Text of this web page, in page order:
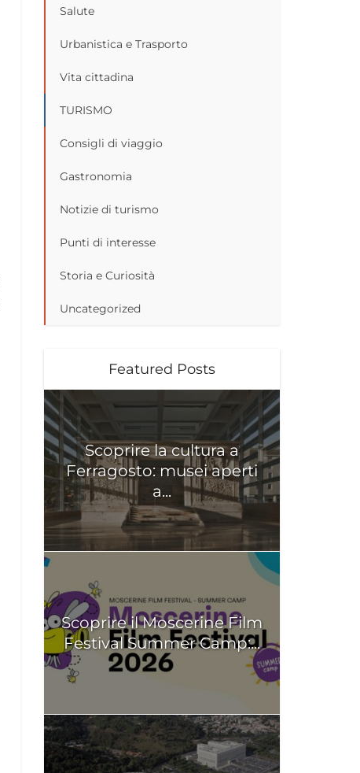
Salute
Urbanistica e Trasporto
Vita cittadina
TURISMO
Consigli di viaggio
Gastronomia
Notizie di turismo
Punti di interesse
Storia e Curiosità
Uncategorized
Featured Posts
Scoprire la cultura a
Ferragosto: musei aperti
a...
Scoprire il Moscerine Film
Festival Summer Camp:...